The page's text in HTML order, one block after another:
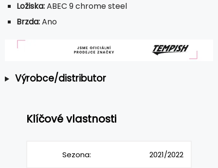
Ložiska:ABEC 9 chrome steel
Brzda:Ano
Výrobce/distributor
Klíčové vlastnosti
Sezona: 2021/2022